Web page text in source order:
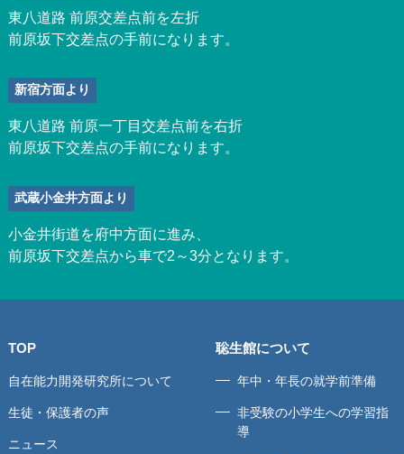
東八道路 前原交差点前を左折
前原坂下交差点の手前になります。
新宿方面より
東八道路 前原一丁目交差点前を右折
前原坂下交差点の手前になります。
武蔵小金井方面より
小金井街道を府中方面に進み、
前原坂下交差点から車で2～3分となります。
TOP
自在能力開発研究所について
生徒・保護者の声
ニュース
聡生館について
年中・年長の就学前準備
非受験の小学生への学習指
導